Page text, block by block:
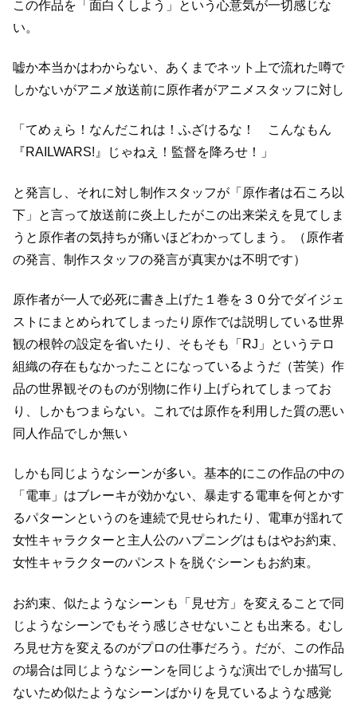
この作品を「面白くしよう」という心意気が一切感じな
い。
嘘か本当かはわからない、あくまでネット上で流れた噂で
しかないがアニメ放送前に原作者がアニメスタッフに対し
「てめぇら！なんだこれは！ふざけるな！
こんなもん
『RAILWARS!』じゃねえ！監督を降ろせ！」
と発言し、それに対し制作スタッフが「原作者は石ころ以
下」と言って放送前に炎上したがこの出来栄えを見てしま
うと原作者の気持ちが痛いほどわかってしまう。
（原作者
の発言、制作スタッフの発言が真実かは不明です）
原作者が一人で必死に書き上げた１巻を３０分でダイジェ
ストにまとめられてしまったり 原作では説明している世界
観の根幹の設定を省いたり、 そもそも「RJ」というテロ
組織の存在もなかったことになっているようだ（苦笑） 作
品の世界観そのものが別物に作り上げられてしまってお
り、しかもつまらない。
これでは原作を利用した質の悪い
同人作品でしか無い
しかも同じようなシーンが多い。 基本的にこの作品の中の
「電車」はブレーキが効かない、 暴走する電車を何とかす
るパターンというのを連続で見せられたり、 電車が揺れて
女性キャラクターと主人公のハプニングはもはやお約束、
女性キャラクターのパンストを脱ぐシーンもお約束。
お約束、似たようなシーンも「見せ方」を変えることで同
じようなシーンでもそう感じさせないことも出来る。むし
ろ見せ方を変えるのがプロの仕事だろう。 だが、この作品
の場合は同じようなシーンを同じような演出でしか描写し
ないため似たようなシーンばかりを見ているような感覚